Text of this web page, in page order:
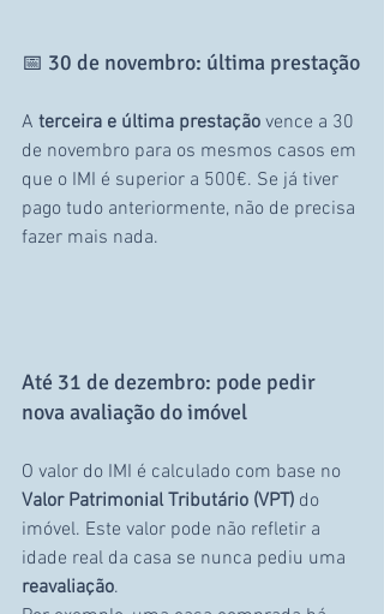
📅 30 de novembro: última prestação
A terceira e última prestação vence a 30
de novembro para os mesmos casos em
que o IMI é superior a 500€. Se já tiver
pago tudo anteriormente, não de precisa
fazer mais nada.
Até 31 de dezembro: pode pedir
nova avaliação do imóvel
O valor do IMI é calculado com base no
Valor Patrimonial Tributário (VPT) do
imóvel. Este valor pode não refletir a
idade real da casa se nunca pediu uma
reavaliação.